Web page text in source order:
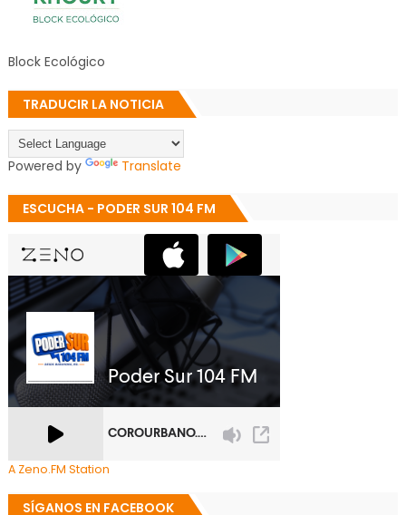
Block Ecológico
TRADUCIR LA NOTICIA
Powered by Translate
ESCUCHA - PODER SUR 104 FM
A Zeno.FM Station
SÍGANOS EN FACEBOOK